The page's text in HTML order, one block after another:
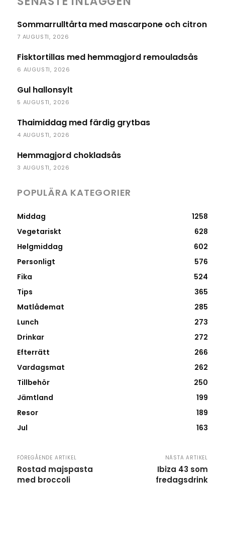
Sommarrulltårta med mascarpone och citron
7 AUGUSTI, 2026
Fisktortillas med hemmagjord remouladsås
6 AUGUSTI, 2026
Gul hallonsylt
5 AUGUSTI, 2026
Thaimiddag med färdig grytbas
4 AUGUSTI, 2026
Hemmagjord chokladsås
3 AUGUSTI, 2026
POPULÄRA KATEGORIER
Middag
1258
Vegetariskt
628
Helgmiddag
602
Personligt
576
Fika
524
Tips
365
Matlådemat
285
Lunch
273
Drinkar
272
Efterrätt
266
Vardagsmat
262
Tillbehör
250
Jämtland
199
Resor
189
Jul
163
FÖREGÅENDE ARTIKEL
Rostad majspasta
med broccoli
NÄSTA ARTIKEL
Ibiza 43 som
fredagsdrink